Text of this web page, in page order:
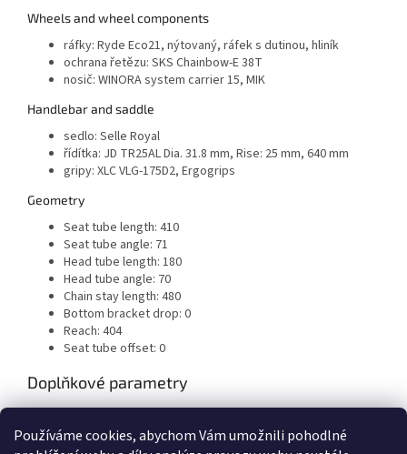
Používáme cookies, abychom Vám umožnili pohodlné
Wheels and wheel components
ráfky: Ryde Eco21, nýtovaný, ráfek s dutinou, hliník
ochrana řetězu: SKS Chainbow-E 38T
nosič: WINORA system carrier 15, MIK
Handlebar and saddle
sedlo: Selle Royal
řídítka: JD TR25AL Dia. 31.8 mm, Rise: 25 mm, 640 mm
gripy: XLC VLG-175D2, Ergogrips
Geometry
Seat tube length: 410
Seat tube angle: 71
Head tube length: 180
Head tube angle: 70
Chain stay length: 480
Bottom bracket drop: 0
Reach: 404
Seat tube offset: 0
Doplňkové parametry
EAN: 44400430